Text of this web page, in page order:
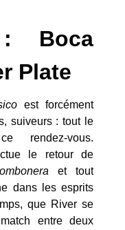
Boca
Plate
est forcément
suiveurs : tout le
rendez-vous.
le retour de
et tout
dans les esprits
que River se
entre deux